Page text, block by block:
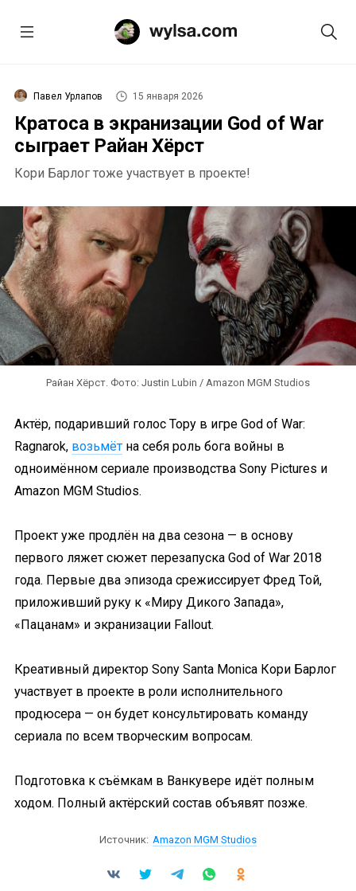
Павел Урлапов 15 января 2026
Кратоса в экранизации God of War
сыграет Райан Хёрст
Кори Барлог тоже участвует в проекте!
Райан Хёрст. Фото: Justin Lubin / Amazon MGM Studios
Актёр, подаривший голос Тору в игре God of War:
Ragnarok, возьмёт на себя роль бога войны в
одноимённом сериале производства Sony Pictures и
Amazon MGM Studios.
Проект уже продлён на два сезона — в основу
первого ляжет сюжет перезапуска God of War 2018
года. Первые два эпизода срежиссирует Фред Той,
приложивший руку к «Миру Дикого Запада»,
«Пацанам» и экранизации Fallout.
Креативный директор Sony Santa Monica Кори Барлог
участвует в проекте в роли исполнительного
продюсера — он будет консультировать команду
сериала по всем творческим вопросам.
Подготовка к съёмкам в Ванкувере идёт полным
ходом. Полный актёрский состав объявят позже.
Источник: Amazon MGM Studios